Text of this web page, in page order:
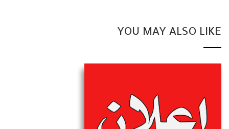
YOU MAY ALSO LIKE